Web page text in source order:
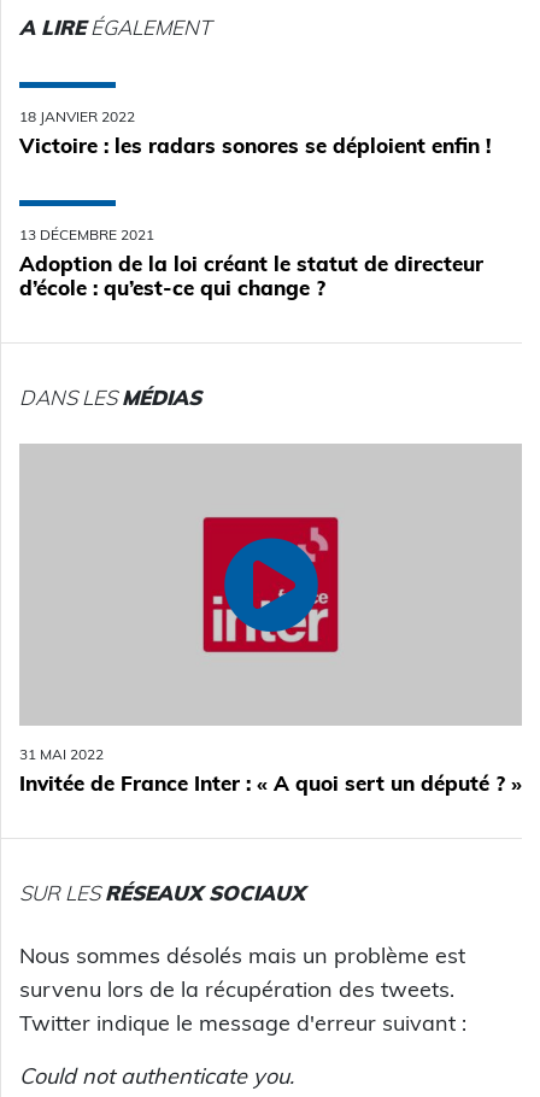
A LIREÉGALEMENT
18 JANVIER 2022
Victoire : les radars sonores se déploient enfin !
13 DÉCEMBRE 2021
Adoption de la loi créant le statut de directeur
d’école : qu’est-ce qui change ?
DANS LESMÉDIAS
31 MAI 2022
Invitée de France Inter : « A quoi sert un député ? »
SUR LESRÉSEAUX SOCIAUX
Nous sommes désolés mais un problème est
survenu lors de la récupération des tweets.
Twitter indique le message d'erreur suivant :
Could not authenticate you.